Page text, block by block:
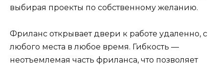
выбирая проекты по собственному желанию.
Фриланс открывает двери к работе удаленно, с
любого места в любое время. Гибкость —
неотъемлемая часть фриланса, что позволяет